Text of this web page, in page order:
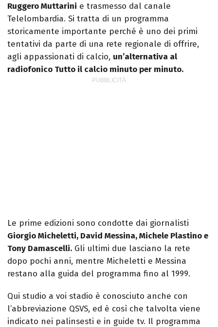
Ruggero Muttarini e trasmesso dal canale
Telelombardia. Si tratta di un programma
storicamente importante perché è uno dei primi
tentativi da parte di una rete regionale di offrire,
agli appassionati di calcio, un’alternativa al
radiofonico Tutto il calcio minuto per minuto.
Le prime edizioni sono condotte dai giornalisti
Giorgio Micheletti, David Messina, Michele Plastino e
Tony Damascelli. Gli ultimi due lasciano la rete
dopo pochi anni, mentre Micheletti e Messina
restano alla guida del programma fino al 1999.
Qui studio a voi stadio è conosciuto anche con
l’abbreviazione QSVS, ed è così che talvolta viene
indicato nei palinsesti e in guide tv. Il programma